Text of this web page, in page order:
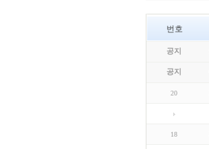
번호
공지
공지
20
18